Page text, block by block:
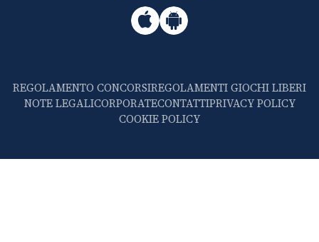
REGOLAMENTO CONCORSIREGOLAMENTI GIOCHI LIBERI
NOTE LEGALICORPORATECONTATTIPRIVACY POLICY
COOKIE POLICY